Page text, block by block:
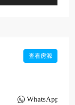
查看房源
WhatsApp